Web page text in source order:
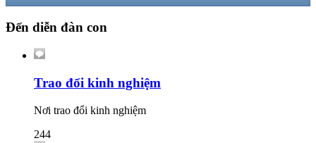
Đến diễn đàn con
Trao đổi kinh nghiệm
Nơi trao đổi kinh nghiệm
244